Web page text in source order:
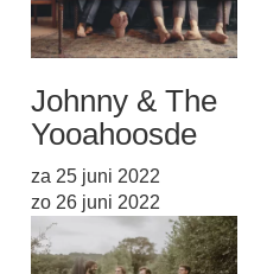
Johnny & The
Yooahoosde
za 25 juni 2022
zo 26 juni 2022